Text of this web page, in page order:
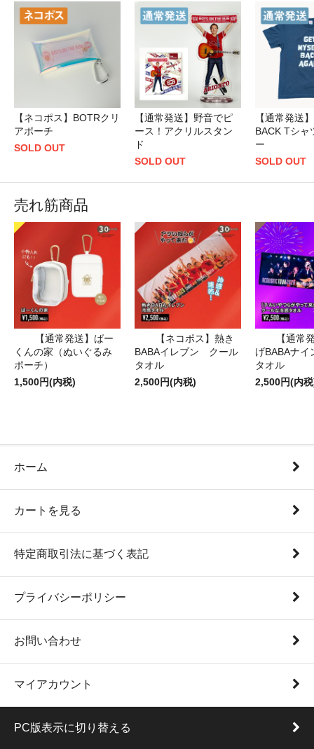
【ネコポス】BOTRクリ
アポーチ
SOLD OUT
【通常発送】野音でピ
ース！アクリルスタン
ド
SOLD OUT
【通常発送
BACK Tシ
ー
SOLD OUT
売れ筋商品
【通常発送】ばー
くんの家（ぬいぐるみ
ポーチ）
1,500円(内税)
【ネコポス】熱き
BABAイレブン クール
タオル
2,500円(内税)
【通常
げBABAナ
タオル
2,500円(内
ホーム
カートを見る
特定商取引法に基づく表記
プライバシーポリシー
お問い合わせ
マイアカウント
PC版表示に切り替える